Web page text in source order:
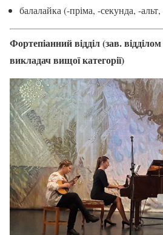
балалайка (-пріма, -секунда, -
Фортепіанний відділ (зав.
викладач вищої категорії)